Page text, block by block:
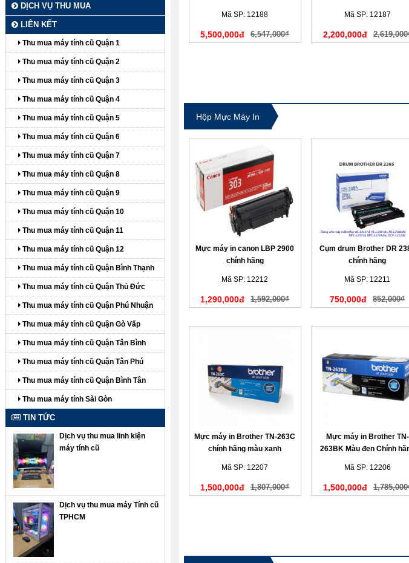
Mã SP: 12188
5,500,000đ 6,547,000₫
Mã SP: 12187
2,200,000đ
Hộp Mực Máy In
Mực máy in canon LBP 2900
chính hãng
Mã SP: 12212
1,290,000đ 1,592,000₫
Cụm drum Brother DR
chính hãng
Mã SP: 12211
750,000đ 852,000₫
Mực máy in Brother TN-263C
chính hãng màu xanh
Mã SP: 12207
1,500,000đ 1,807,000₫
Mực máy in Brother TN-
263BK Màu đen Chính
Mã SP: 12206
1,500,000đ
DỊCH VỤ THU MUA
LIÊN KẾT
Thu mua máy tính cũ Quận 1
Thu mua máy tính cũ Quận 2
Thu mua máy tính cũ Quận 3
Thu mua máy tính cũ Quận 4
Thu mua máy tính cũ Quận 5
Thu mua máy tính cũ Quận 6
Thu mua máy tính cũ Quận 7
Thu mua máy tính cũ Quận 8
Thu mua máy tính cũ Quận 9
Thu mua máy tính cũ Quận 10
Thu mua máy tính cũ Quận 11
Thu mua máy tính cũ Quận 12
Thu mua máy tính cũ Quận Bình Thạnh
Thu mua máy tính cũ Quận Thủ Đức
Thu mua máy tính cũ Quận Phú Nhuận
Thu mua máy tính cũ Quận Gò Vấp
Thu mua máy tính cũ Quận Tân Bình
Thu mua máy tính cũ Quận Tân Phú
Thu mua máy tính cũ Quận Bình Tân
Thu mua máy tính Sài Gòn
TIN TỨC
Dịch vụ thu mua linh kiện
máy tính cũ
Dịch vụ thu mua máy Tính cũ
TPHCM